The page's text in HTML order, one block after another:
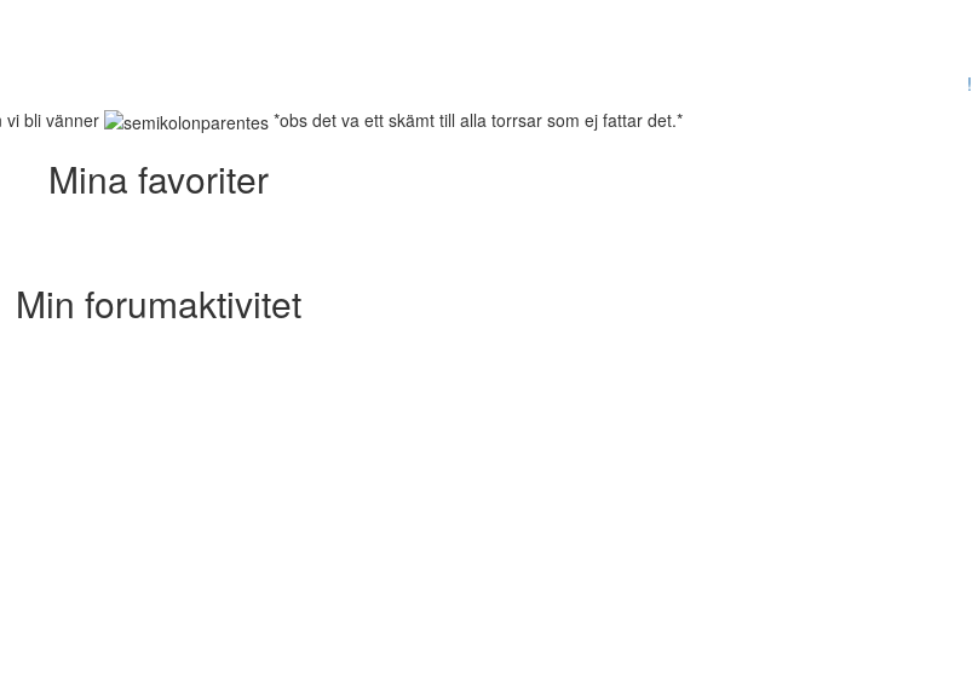
!
vi bli vänner
*obs det va ett skämt till alla torrsar som ej fattar det.*
Mina favoriter
Min forumaktivitet